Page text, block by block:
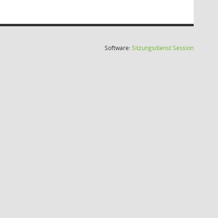
Software:SitzungsdienstSession(Wird in